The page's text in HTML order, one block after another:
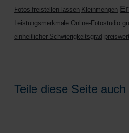
Fotos freistellen lassen Kleinmengen
Leistungsmerkmale Online-Fotostudio
einheitlicher Schwierigkeitsgrad preiswert
Teile diese Seite auch